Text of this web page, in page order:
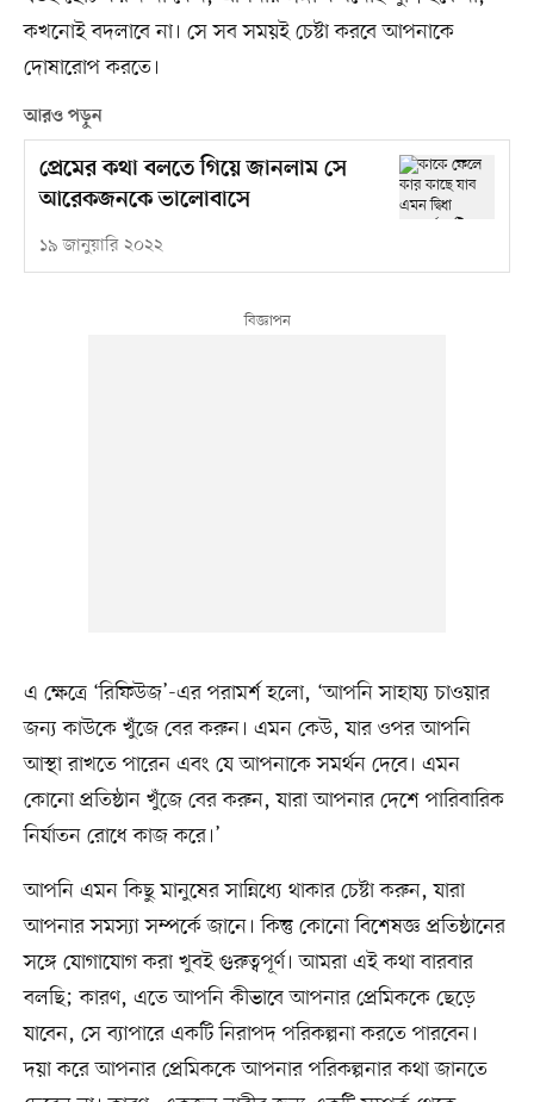
কখনোই বদলাবে না। সে সব সময়ই চেষ্টা করবে আপনাকে
দোষারোপ করতে।
আরও পড়ুন
প্রেমের কথা বলতে গিয়ে জানলাম সে
আরেকজনকে ভালোবাসে
১৯ জানুয়ারি ২০২২
এ ক্ষেত্রে ‘রিফিউজ’-এর পরামর্শ হলো, ‘আপনি সাহায্য চাওয়ার
জন্য কাউকে খুঁজে বের করুন। এমন কেউ, যার ওপর আপনি
আস্থা রাখতে পারেন এবং যে আপনাকে সমর্থন দেবে। এমন
কোনো প্রতিষ্ঠান খুঁজে বের করুন, যারা আপনার দেশে পারিবারিক
নির্যাতন রোধে কাজ করে।’
আপনি এমন কিছু মানুষের সান্নিধ্যে থাকার চেষ্টা করুন, যারা
আপনার সমস্যা সম্পর্কে জানে। কিন্তু কোনো বিশেষজ্ঞ প্রতিষ্ঠানের
সঙ্গে যোগাযোগ করা খুবই গুরুত্বপূর্ণ। আমরা এই কথা বারবার
বলছি; কারণ, এতে আপনি কীভাবে আপনার প্রেমিককে ছেড়ে
যাবেন, সে ব্যাপারে একটি নিরাপদ পরিকল্পনা করতে পারবেন।
দয়া করে আপনার প্রেমিককে আপনার পরিকল্পনার কথা জানতে